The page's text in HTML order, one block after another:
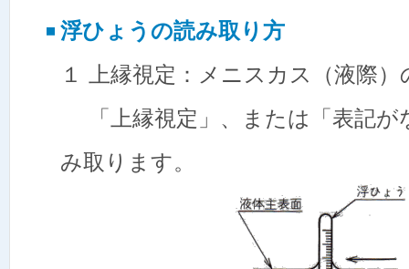
浮ひょうの読み取り方
１ 上縁視定：メニスカス（液際
「上縁視定」、または「表記が
み取ります。